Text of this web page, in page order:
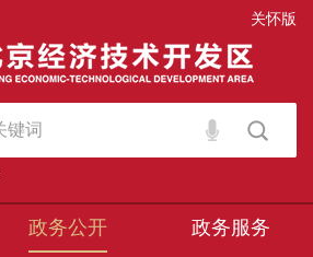
关怀版
政务公开 政务服务